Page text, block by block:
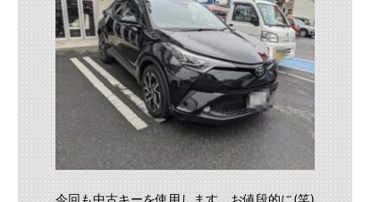
今回も中古キーを使用します。お値段的に(笑)